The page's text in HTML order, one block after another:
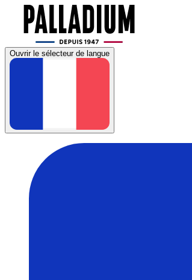
Ouvrir le sélecteur de langue